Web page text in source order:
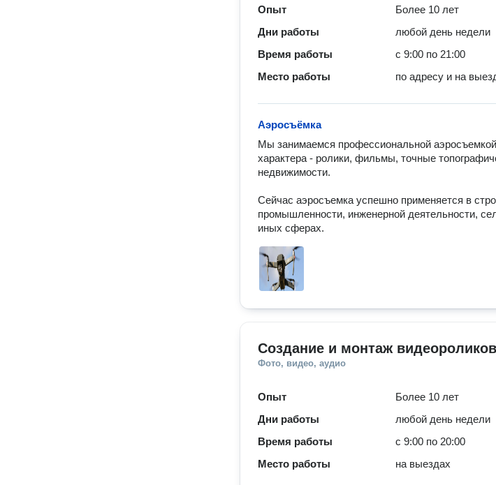
Опыт
Более 10 лет
Дни работы
любой день недели
Время работы
с 9:00 по 21:00
Место работы
по адресу и на
Аэросъёмка
Мы занимаемся профессиональной
характера - ролики, фильмы, точные
недвижимости.
Сейчас аэросъемка успешно применяется в
промышленности, инженерной деятельности,
иных сферах.
Создание и монтаж видеороликов
Фото, видео, аудио
Опыт
Более 10 лет
Дни работы
любой день недели
Время работы
с 9:00 по 20:00
Место работы
на выездах